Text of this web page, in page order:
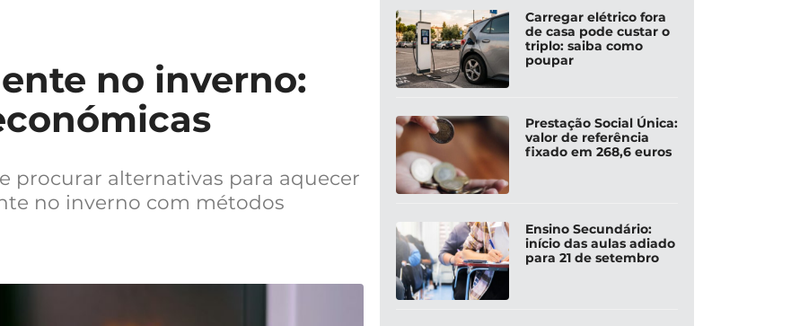
no inverno:
procurar alternativas para aquecer
no inverno com métodos
Carregar elétrico fora
de casa pode custar o
triplo: saiba como
poupar
Prestação Social Única:
valor de referência
fixado em 268,6 euros
Ensino Secundário:
início das aulas adiado
para 21 de setembro